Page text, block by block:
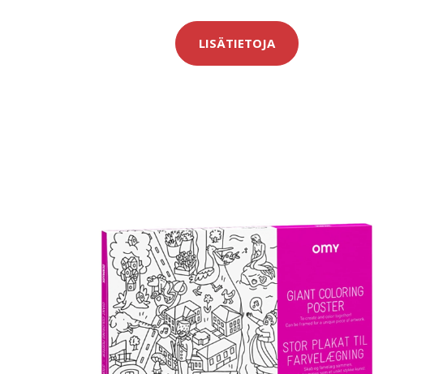
LISÄTIETOJA